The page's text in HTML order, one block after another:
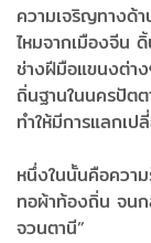
ความเจริญทางด้า
ไหมจากเมืองจีน
ช่างฝีมือแขนงต่า
ถิ่นฐานในนครปัต
ทำให้มีการแลกเ
หนึ่งในนั้นคือควา
ทอผ้าท้องถิ่น จนก
จวนตานี”